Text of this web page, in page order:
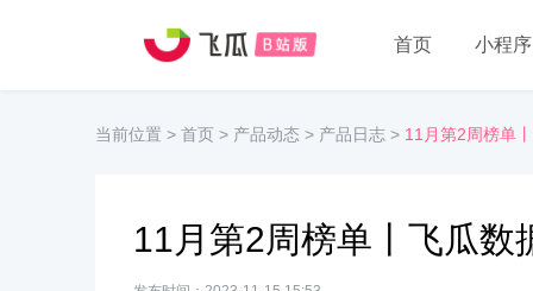
首页 小程序
当前位置 > 首页 > 产品动态 > 产品日志 > 11月第2周榜单
11月第2周榜单丨飞瓜数